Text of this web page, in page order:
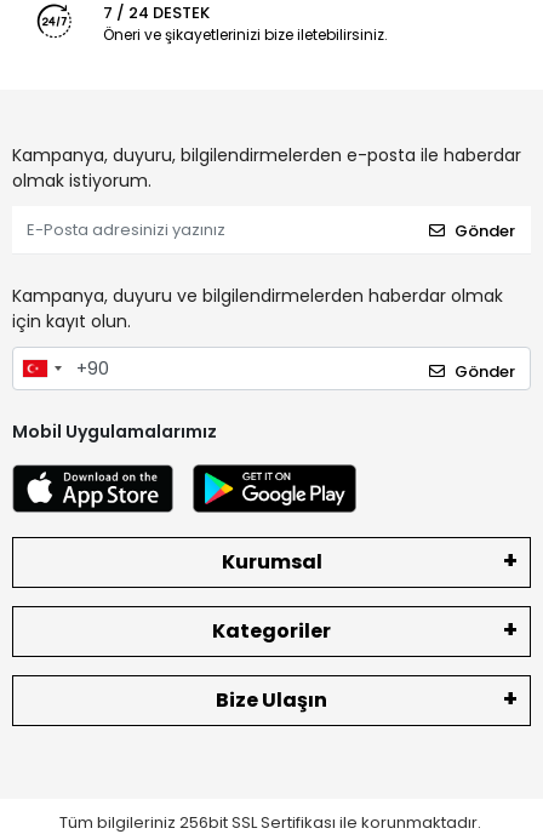
7 / 24 DESTEK
Öneri ve şikayetlerinizi bize iletebilirsiniz.
Kampanya, duyuru, bilgilendirmelerden e-posta ile haberdar
olmak istiyorum.
Gönder
Kampanya, duyuru ve bilgilendirmelerden haberdar olmak
için kayıt olun.
Gönder
Mobil Uygulamalarımız
Kurumsal
Kategoriler
Bize Ulaşın
Tüm bilgileriniz 256bit SSL Sertifikası ile korunmaktadır.